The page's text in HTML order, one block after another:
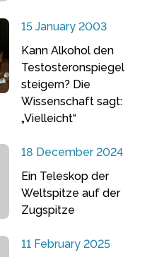
15 January 2003
Kann Alkohol den
Testosteronspiegel
steigern? Die
Wissenschaft sagt:
„Vielleicht“
18 December 2024
Ein Teleskop der
Weltspitze auf der
Zugspitze
11 February 2025